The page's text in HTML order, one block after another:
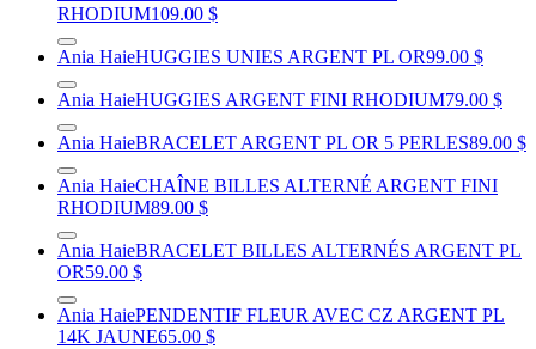
RHODIUM109.00 $
Ania HaieHUGGIES UNIES ARGENT PL OR99.00 $
Ania HaieHUGGIES ARGENT FINI RHODIUM79.00 $
Ania HaieBRACELET ARGENT PL OR 5 PERLES89.00 $
Ania HaieCHAÎNE BILLES ALTERNÉ ARGENT FINI
RHODIUM89.00 $
Ania HaieBRACELET BILLES ALTERNÉS ARGENT PL
OR59.00 $
Ania HaiePENDENTIF FLEUR AVEC CZ ARGENT PL
14K JAUNE65.00 $